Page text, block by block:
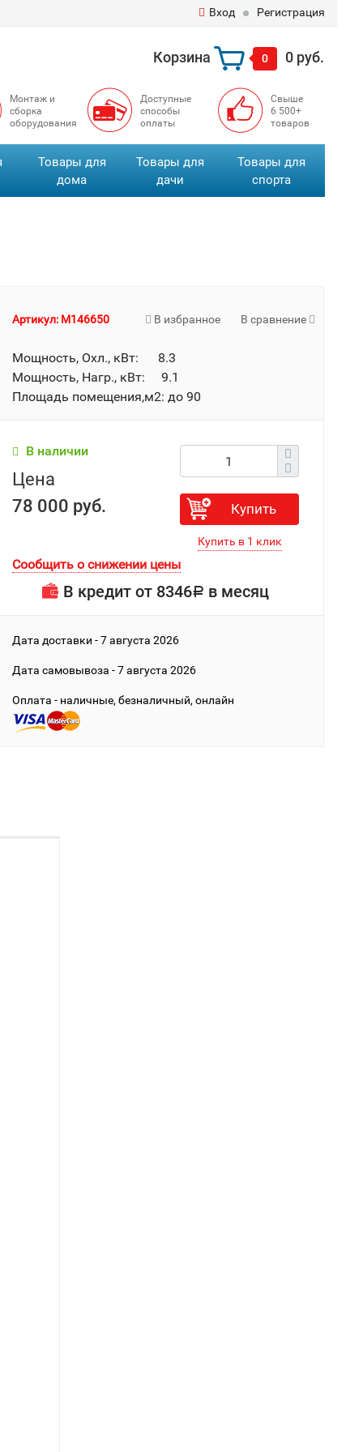
Вход Регистрация
Корзина 0 0 руб.
Монтаж и
сборка
оборудования
Доступные
способы
оплаты
Свыше
6 500+
товаров
Товары для
дома
Товары для
дачи
Товары для
спорта
В избранное В сравнение
Артикул: M146650
Мощность, Охл., кВт: 8.3
Мощность, Нагр., кВт: 9.1
Площадь помещения,м2: до 90
В наличии
Цена
78 000 руб.
Купить
Сообщить о снижении цены
В кредит от 8346Р в месяц
Дата доставки - 7 августа 2026
Дата cамовывоза - 7 августа 2026
Оплата - наличные, безналичный, онлайн